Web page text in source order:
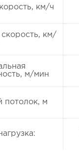
км/ч
км/
м/мин
потолок, м